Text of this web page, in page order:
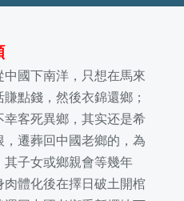
中國下南洋，只想在馬來
點錢，然後衣錦還鄉；
幸客死異鄉，其实还是希
，遷葬回中國老鄉的，為
其子女或鄉親會等幾年
肉體化後在擇日破土開棺